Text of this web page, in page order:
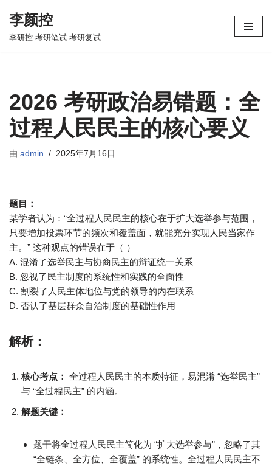
跳
李颜控
李研控-考研笔试-考研复试
2026 考研政治易错题：全
过程人民民主的核心要义
由 admin 2025年7月16日
题目：
某学者认为：“全过程人民民主的核心在于扩大选举参与范围，
只要增加投票环节的频次和覆盖面，就能充分实现人民当家作
主。” 这种观点的错误在于（ ）
A. 混淆了选举民主与协商民主的辩证统一关系
B. 忽视了民主制度的系统性和实践的全面性
C. 割裂了人民主体地位与党的领导的内在联系
D. 否认了基层群众自治制度的基础性作用
解析：
核心考点： 全过程人民民主的本质特征，易混淆 “选举民主”
与 “全过程民主” 的内涵。
解题关键：
题干将全过程人民民主简化为 “扩大选举参与”，忽略了其
“全链条、全方位、全覆盖” 的系统性。全过程人民民主不